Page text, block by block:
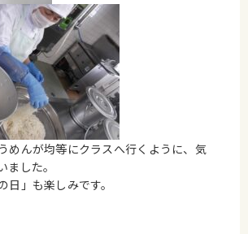
めんが均等にクラスへ行くように、気
ました。
日」も楽しみです。